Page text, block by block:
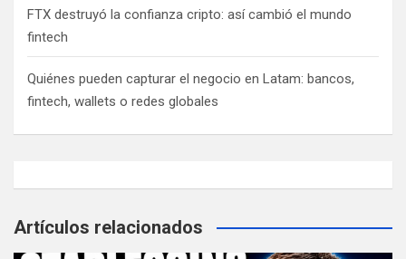
FTX destruyó la confianza cripto: así cambió el mundo
fintech
Quiénes pueden capturar el negocio en Latam: bancos,
fintech, wallets o redes globales
Artículos relacionados